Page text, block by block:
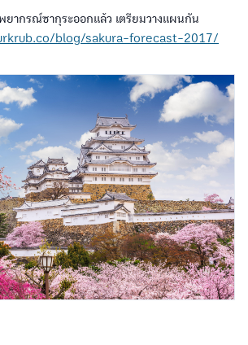
ยากรณ์ซากุระออกแล้ว เตรียมวางแผนกัน
blog/sakura-forecast-2017/